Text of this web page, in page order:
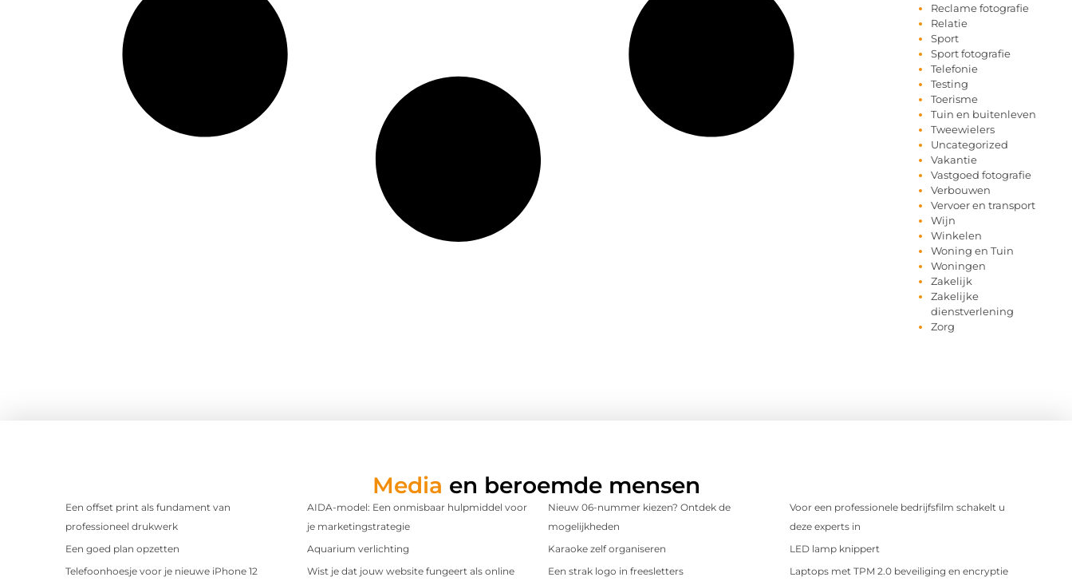
Reclame fotografie
Relatie
Sport
Sport fotografie
Telefonie
Testing
Toerisme
Tuin en buitenleven
Tweewielers
Uncategorized
Vakantie
Vastgoed fotografie
Verbouwen
Vervoer en transport
Wijn
Winkelen
Woning en Tuin
Woningen
Zakelijk
Zakelijke
dienstverlening
Zorg
Media en beroemde mensen
Een offset print als fundament van
professioneel drukwerk
AIDA-model: Een onmisbaar hulpmiddel voor
je marketingstrategie
Nieuw 06-nummer kiezen? Ontdek de
mogelijkheden
Voor een professionele bedrijfsfilm schakelt u
deze experts in
Een goed plan opzetten
Aquarium verlichting Karaoke zelf organiseren
LED lamp knippert
Telefoonhoesje voor je nieuwe iPhone 12
Wist je dat jouw website fungeert als online
Een strak logo in freesletters Laptops met TPM 2.0 beveiliging en encryptie